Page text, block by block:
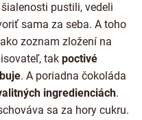
pustili, vedeli
sama za seba. A toho
zoznam zložení na
tak poctivé
. A poriadna čokoláda
ingredienciách.
sa za hory cukru.